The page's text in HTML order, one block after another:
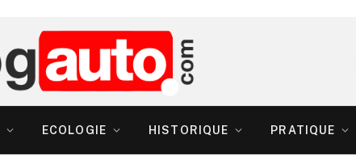
ECOLOGIE HISTORIQUE PRATIQUE